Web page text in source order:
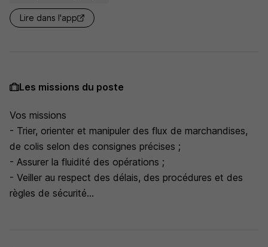
Lire dans l'app
Les missions du poste
Vos missions
- Trier, orienter et manipuler des flux de marchandises,
de colis selon des consignes précises ;
- Assurer la fluidité des opérations ;
- Veiller au respect des délais, des procédures et des
règles de sécurité...